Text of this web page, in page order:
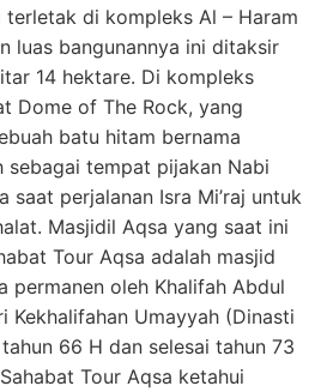
di kompleks Al – Haram
luas bangunannya ini ditaksir
14 hektare. Di kompleks
Dome of The Rock, yang
batu hitam bernama
sebagai tempat pijakan Nabi
saat perjalanan Isra Mi’raj untuk
Masjidil Aqsa yang saat ini
Tour Aqsa adalah masjid
permanen oleh Khalifah Abdul
Kekhalifahan Umayyah (Dinasti
66 H dan selesai tahun 73
Tour Aqsa ketahui